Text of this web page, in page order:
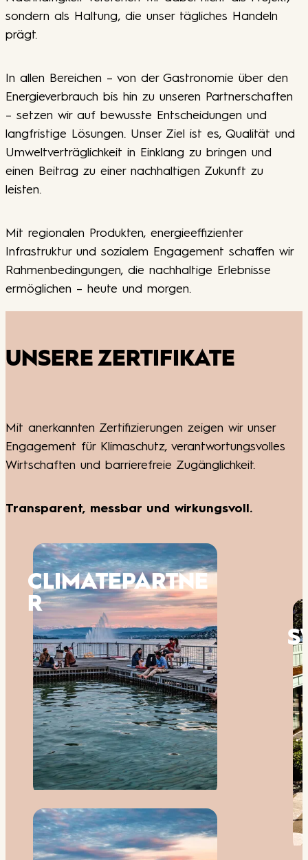
sondern als Haltung, die unser tägliches Handeln
prägt.
In allen Bereichen – von der Gastronomie über den
Energieverbrauch bis hin zu unseren Partnerschaften
– setzen wir auf bewusste Entscheidungen und
langfristige Lösungen. Unser Ziel ist es, Qualität und
Umweltverträglichkeit in Einklang zu bringen und
einen Beitrag zu einer nachhaltigen Zukunft zu
leisten.
Mit regionalen Produkten, energieeffizienter
Infrastruktur und sozialem Engagement schaffen wir
Rahmenbedingungen, die nachhaltige Erlebnisse
ermöglichen – heute und morgen.
UNSERE ZERTIFIKATE
Mit anerkannten Zertifizierungen zeigen wir unser
Engagement für Klimaschutz, verantwortungsvolles
Wirtschaften und barrierefreie Zugänglichkeit.
Transparent, messbar und wirkungsvoll.
SWISSTAINABLE